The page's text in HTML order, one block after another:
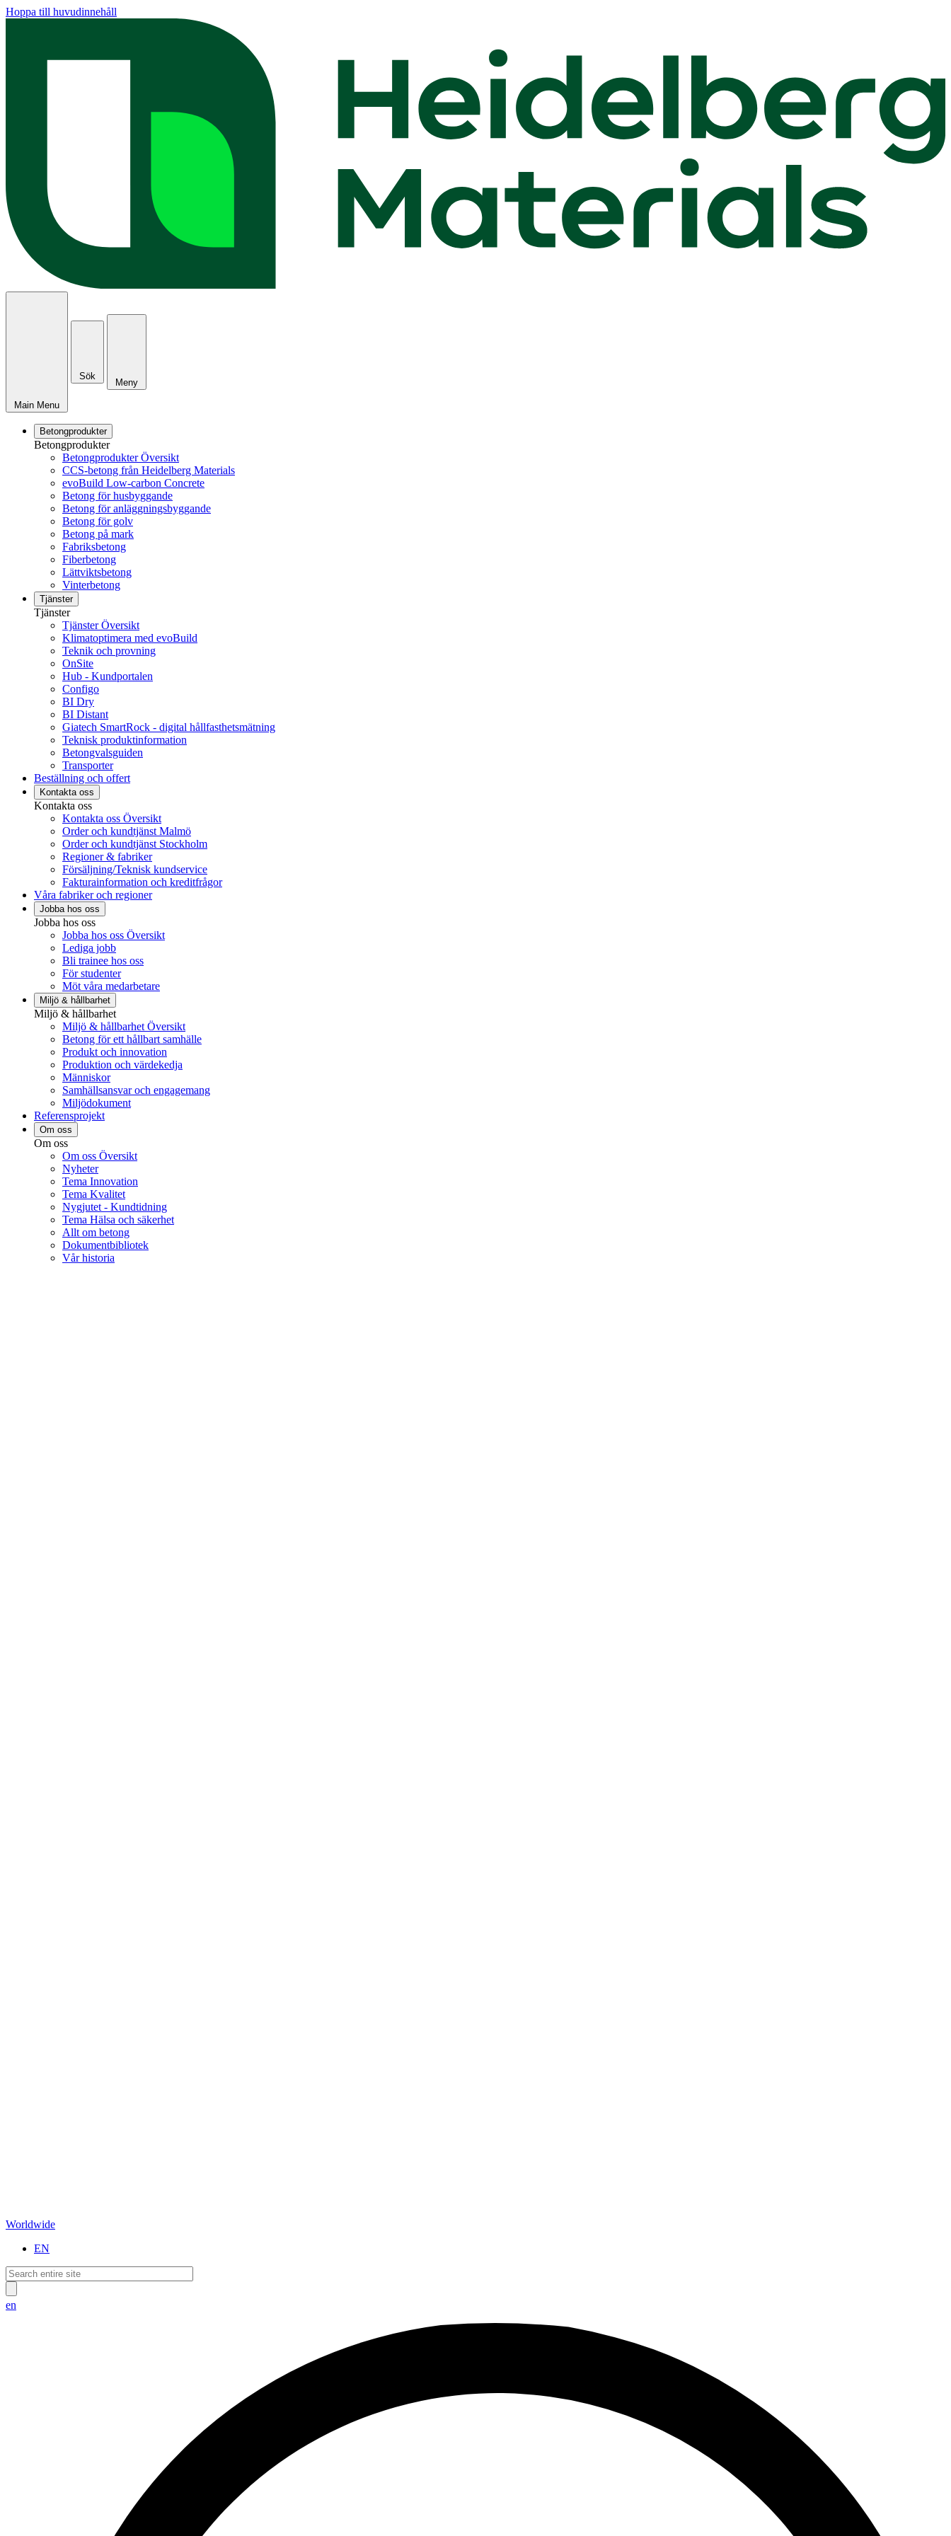
Hoppa till huvudinnehåll
Main Menu
Sök
Meny
Betongprodukter
Betongprodukter
Betongprodukter Översikt
CCS-betong från Heidelberg Materials
evoBuild Low-carbon Concrete
Betong för husbyggande
Betong för anläggningsbyggande
Betong för golv
Betong på mark
Fabriksbetong
Fiberbetong
Lättviktsbetong
Vinterbetong
Tjänster
Tjänster
Tjänster Översikt
Klimatoptimera med evoBuild
Teknik och provning
OnSite
Hub - Kundportalen
Configo
BI Dry
BI Distant
Giatech SmartRock - digital hållfasthetsmätning
Teknisk produktinformation
Betongvalsguiden
Transporter
Beställning och offert
Kontakta oss
Kontakta oss
Kontakta oss Översikt
Order och kundtjänst Malmö
Order och kundtjänst Stockholm
Regioner & fabriker
Försäljning/Teknisk kundservice
Fakturainformation och kreditfrågor
Våra fabriker och regioner
Jobba hos oss
Jobba hos oss
Jobba hos oss Översikt
Lediga jobb
Bli trainee hos oss
För studenter
Möt våra medarbetare
Miljö & hållbarhet
Miljö & hållbarhet
Miljö & hållbarhet Översikt
Betong för ett hållbart samhälle
Produkt och innovation
Produktion och värdekedja
Människor
Samhällsansvar och engagemang
Miljödokument
Referensprojekt
Om oss
Om oss
Om oss Översikt
Nyheter
Tema Innovation
Tema Kvalitet
Nygjutet - Kundtidning
Tema Hälsa och säkerhet
Allt om betong
Dokumentbibliotek
Vår historia
Worldwide
EN
en